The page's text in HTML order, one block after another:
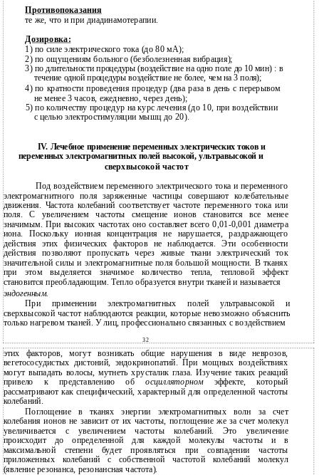
Противопоказания
те же, что и при диадинамотерапии.
Дозировка:
1) по силе электрического тока (до 80 мА);
2) по ощущениям больного (безболезненная вибрация);
3) по длительности процедуры (воздействие на одно поле до 10 мин) : в
течение одной процедуры воздействие не более, чем на 3 поля);
4) по кратности проведения процедур (два раза в день с перерывом
не менее 3 часов, ежедневно, через день);
5) по количеству процедур на курс лечения (до 10, при воздействии
с целью электростимуляции мышц до 20).
IV. Лечебное применение переменных электрических токов и
переменных электромагнитных полей высокой, ультравысокой и
сверхвысокой частот
Под воздействием переменного электрического тока и переменного
электромагнитного поля заряженные частицы совершают колебательные
движения. Частота колебаний соответствует частоте переменного тока или
поля. С увеличением частоты смещение ионов становится все менее
значимым. При высоких частотах оно составляет всего 0,01-0,001 диаметра
иона. Поскольку ионная концентрация не нарушается, раздражающего
действия этих физических факторов не наблюдается. Эти особенности
действия позволяют пропускать через живые ткани электрический ток
значительной силы и электромагнитные поля большой мощности. В тканях
при этом выделяется значимое количество тепла, тепловой эффект
становится преобладающим. Тепло образуется внутри тканей и называется
эндогенным.
При применении электромагнитных полей ультравысокой и
сверхвысокой частот наблюдаются реакции, которые невозможно объяснить
только нагревом тканей. У лиц, профессионально связанных с воздействием
32
этих факторов, могут возникать общие нарушения в виде неврозов,
вегетососудистых дистоний, эндокринопатий. При мощных воздействиях
могут выпадать волосы, мутнеть хрусталик глаза. Изучение таких реакций
привело к представлению обосцилляторном эффекте, который
рассматривают как специфический, характерный для определенной частоты
колебаний.
Поглощение в тканях энергии электромагнитных волн за счет
колебания ионов не зависит от их частоты, поглощение же за счет молекул
увеличивается с увеличением частоты колебаний. Это увеличение
происходит до определенной для каждой молекулы частоты и в
максимальной степени будет проявляться при совпадении частоты
приложенных колебаний с собственной частотой колебаний молекул
(явление резонанса, резонансная частота).